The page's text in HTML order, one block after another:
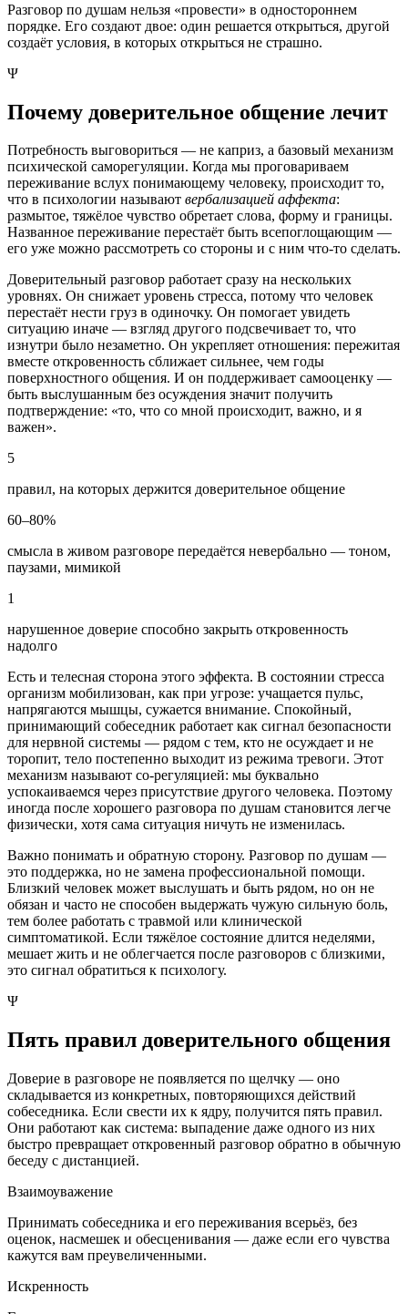
Разговор по душам нельзя «провести» в одностороннем
порядке. Его создают двое: один решается открыться, другой
создаёт условия, в которых открыться не страшно.
Ψ
Почему доверительное общение лечит
Потребность выговориться — не каприз, а базовый механизм
психической саморегуляции. Когда мы проговариваем
переживание вслух понимающему человеку, происходит то,
что в психологии называют вербализацией аффекта:
размытое, тяжёлое чувство обретает слова, форму и границы.
Названное переживание перестаёт быть всепоглощающим —
его уже можно рассмотреть со стороны и с ним что-то сделать.
Доверительный разговор работает сразу на нескольких
уровнях. Он снижает уровень стресса, потому что человек
перестаёт нести груз в одиночку. Он помогает увидеть
ситуацию иначе — взгляд другого подсвечивает то, что
изнутри было незаметно. Он укрепляет отношения: пережитая
вместе откровенность сближает сильнее, чем годы
поверхностного общения. И он поддерживает самооценку —
быть выслушанным без осуждения значит получить
подтверждение: «то, что со мной происходит, важно, и я
важен».
5
правил, на которых держится доверительное общение
60–80%
смысла в живом разговоре передаётся невербально — тоном,
паузами, мимикой
1
нарушенное доверие способно закрыть откровенность
надолго
Есть и телесная сторона этого эффекта. В состоянии стресса
организм мобилизован, как при угрозе: учащается пульс,
напрягаются мышцы, сужается внимание. Спокойный,
принимающий собеседник работает как сигнал безопасности
для нервной системы — рядом с тем, кто не осуждает и не
торопит, тело постепенно выходит из режима тревоги. Этот
механизм называют со-регуляцией: мы буквально
успокаиваемся через присутствие другого человека. Поэтому
иногда после хорошего разговора по душам становится легче
физически, хотя сама ситуация ничуть не изменилась.
Важно понимать и обратную сторону. Разговор по душам —
это поддержка, но не замена профессиональной помощи.
Близкий человек может выслушать и быть рядом, но он не
обязан и часто не способен выдержать чужую сильную боль,
тем более работать с травмой или клинической
симптоматикой. Если тяжёлое состояние длится неделями,
мешает жить и не облегчается после разговоров с близкими,
это сигнал обратиться к психологу.
Ψ
Пять правил доверительного общения
Доверие в разговоре не появляется по щелчку — оно
складывается из конкретных, повторяющихся действий
собеседника. Если свести их к ядру, получится пять правил.
Они работают как система: выпадение даже одного из них
быстро превращает откровенный разговор обратно в обычную
беседу с дистанцией.
Взаимоуважение
Принимать собеседника и его переживания всерьёз, без
оценок, насмешек и обесценивания — даже если его чувства
кажутся вам преувеличенными.
Искренность